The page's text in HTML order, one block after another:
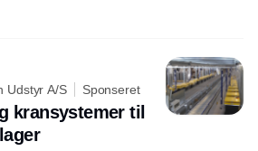
Udstyr A/S Sponseret
kransystemer til